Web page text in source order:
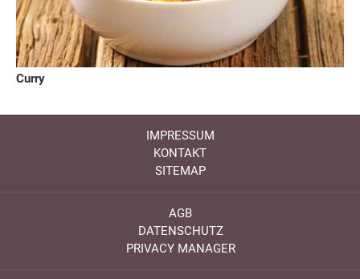
Curry
IMPRESSUM
KONTAKT
SITEMAP
AGB
DATENSCHUTZ
PRIVACY MANAGER